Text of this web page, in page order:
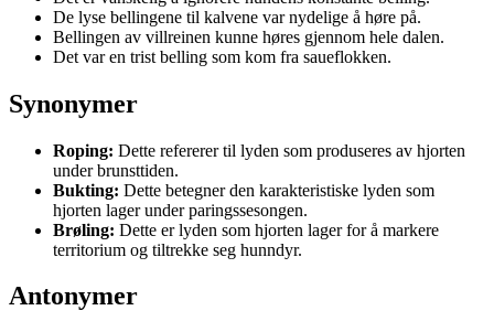
De lyse bellingene til kalvene var nydelige å høre på.
Bellingen av villreinen kunne høres gjennom hele dalen.
Det var en trist belling som kom fra saueflokken.
Synonymer
Roping: Dette refererer til lyden som produseres av hjorten
under brunsttiden.
Bukting: Dette betegner den karakteristiske lyden som
hjorten lager under paringssesongen.
Brøling: Dette er lyden som hjorten lager for å markere
territorium og tiltrekke seg hunndyr.
Antonymer